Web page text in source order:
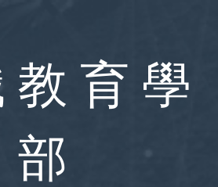
教 育 學
部